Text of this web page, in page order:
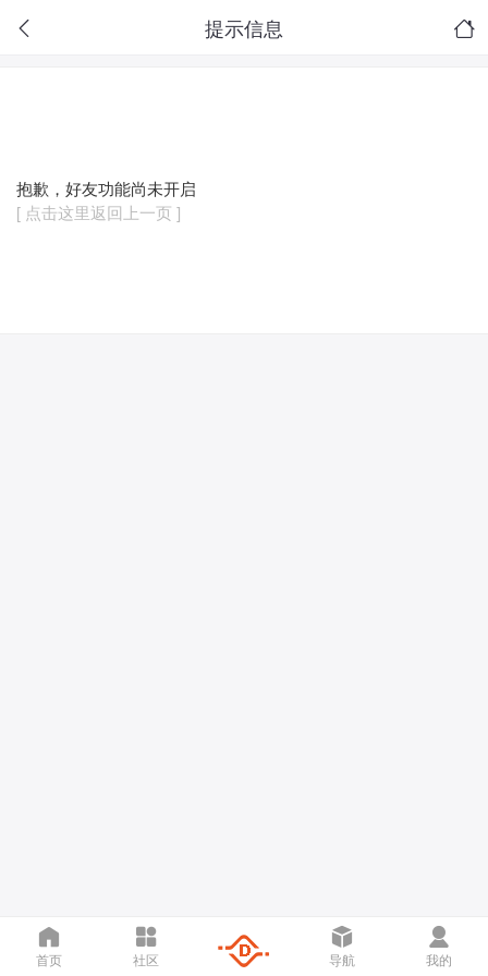
提示信息
抱歉，好友功能尚未开启
[ 点击这里返回上一页 ]
首页 社区 导航 我的